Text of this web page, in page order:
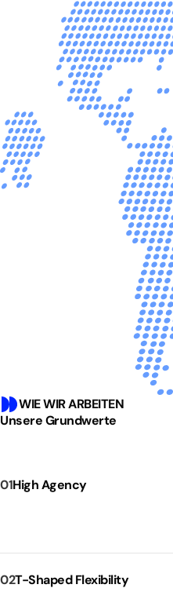
WIE WIR ARBEITEN
Unsere Grundwerte
01High Agency
02T-Shaped Flexibility